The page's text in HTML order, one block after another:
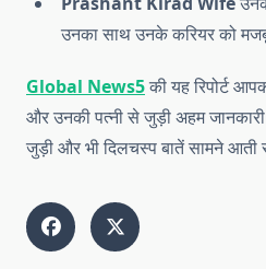
उनका साथ उनके करियर को
Global News5की यह रिपोर्ट
और उनकी पत्नी से जुड़ी अहम
जुड़ी और भी दिलचस्प बातें सामने आती